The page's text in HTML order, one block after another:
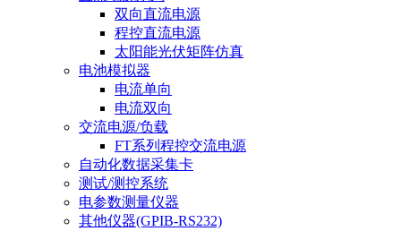
双向直流电源
程控直流电源
太阳能光伏矩阵仿真
电池模拟器
电流单向
电流双向
交流电源/负载
FT系列程控交流电源
自动化数据采集卡
测试/测控系统
电参数测量仪器
其他仪器(GPIB-RS232)